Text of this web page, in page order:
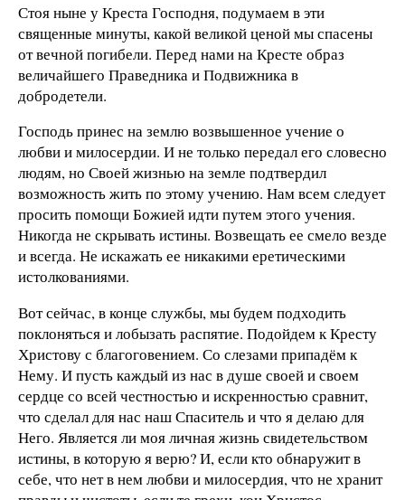
Стоя ныне у Креста Господня, подумаем в эти
священные минуты, какой великой ценой мы спасены
от вечной погибели. Перед нами на Кресте образ
величайшего Праведника и Подвижника в
добродетели.
Господь принес на землю возвышенное учение о
любви и милосердии. И не только передал его словесно
людям, но Своей жизнью на земле подтвердил
возможность жить по этому учению. Нам всем следует
просить помощи Божией идти путем этого учения.
Никогда не скрывать истины. Возвещать ее смело везде
и всегда. Не искажать ее никакими еретическими
истолкованиями.
Вот сейчас, в конце службы, мы будем подходить
поклоняться и лобызать распятие. Подойдем к Кресту
Христову с благоговением. Со слезами припадём к
Нему. И пусть каждый из нас в душе своей и своем
сердце со всей честностью и искренностью сравнит,
что сделал для нас наш Спаситель и что я делаю для
Него. Является ли моя личная жизнь свидетельством
истины, в которую я верю? И, если кто обнаружит в
себе, что нет в нем любви и милосердия, что не хранит